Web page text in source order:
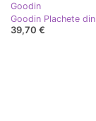
Goodin
39,70 €